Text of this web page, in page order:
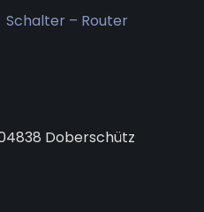
Schalter – Router
Doberschütz